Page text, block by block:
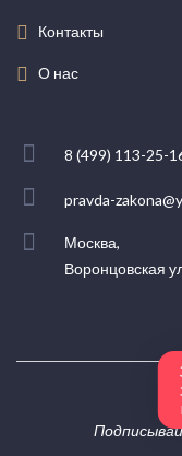
Контакты
О нас
8 (499) 113-25-
pravda-
Москва,
Воронцовская